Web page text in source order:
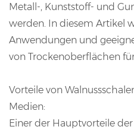
Metall-, Kunststoff- und
werden. In diesem Artikel
Anwendungen und
von Trockenoberflächen
Vorteile von
Medien:
Einer der Hauptvorteile